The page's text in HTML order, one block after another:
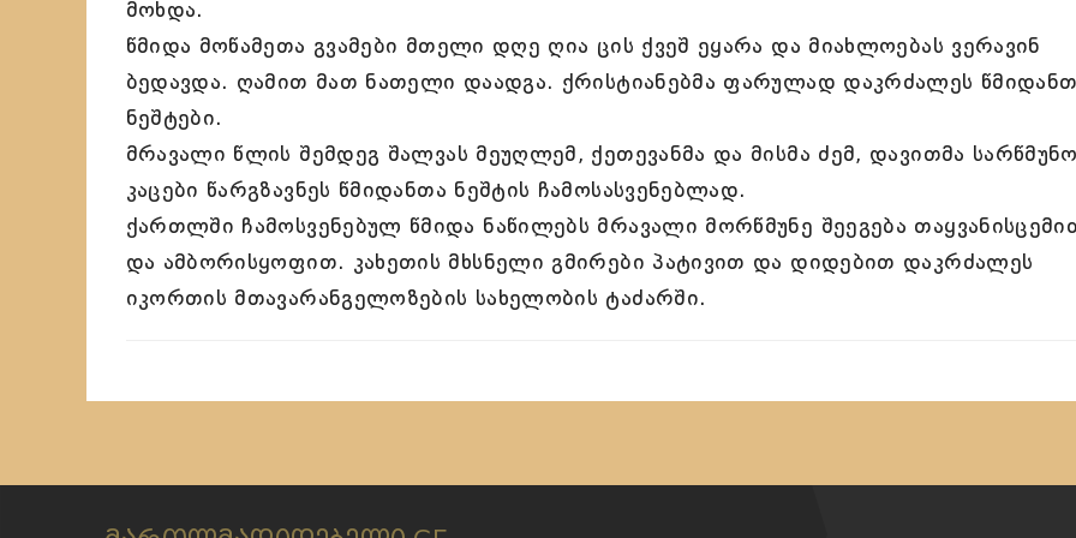
მოხდა.
წმიდა მოწამეთა გვამები მთელი დღე ღია ცის ქვეშ ეყარა და მიახლოებას ვერავინ
ბედავდა. ღამით მათ ნათელი დაადგა. ქრისტიანებმა ფარულად დაკრძალეს
ნეშტები.
მრავალი წლის შემდეგ შალვას მეუღლემ, ქეთევანმა და მისმა ძემ, დავითმა სარწმუნო
კაცები წარგზავნეს წმიდანთა ნეშტის ჩამოსასვენებლად.
ქართლში ჩამოსვენებულ წმიდა ნაწილებს მრავალი მორწმუნე შეეგება
და ამბორისყოფით. კახეთის მხსნელი გმირები პატივით და დიდებით დაკრძალეს
იკორთის მთავარანგელოზების სახელობის ტაძარში.